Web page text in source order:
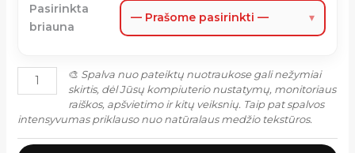
Pasirinkta
briauna
— Prašome pasirinkti — ▾
🎨 Spalva nuo pateiktų nuotraukose gali nežymiai
skirtis, dėl Jūsų kompiuterio nustatymų, monitoriaus
raiškos, apšvietimo ir kitų veiksnių. Taip pat spalvos
intensyvumas priklauso nuo natūralaus medžio tekstūros.